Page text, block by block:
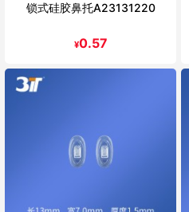
锁式硅胶鼻托A23131220
¥0.57